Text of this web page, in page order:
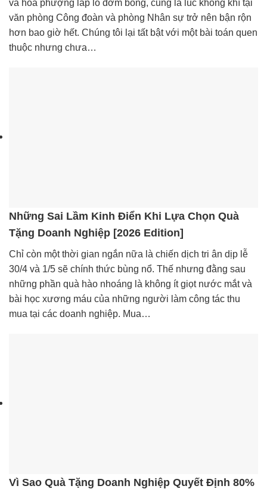
và hoa phượng lấp ló đơm bông, cũng là lúc không khí tại
văn phòng Công đoàn và phòng Nhân sự trở nên bận rộn
hơn bao giờ hết. Chúng tôi lại tất bật với một bài toán quen
thuộc nhưng chưa…
Những Sai Lầm Kinh Điển Khi Lựa Chọn Quà
Tặng Doanh Nghiệp [2026 Edition]
Chỉ còn một thời gian ngắn nữa là chiến dịch tri ân dịp lễ
30/4 và 1/5 sẽ chính thức bùng nổ. Thế nhưng đằng sau
những phần quà hào nhoáng là không ít giọt nước mắt và
bài học xương máu của những người làm công tác thu
mua tại các doanh nghiệp. Mua…
Vì Sao Quà Tặng Doanh Nghiệp Quyết Định 80%